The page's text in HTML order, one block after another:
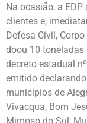
Na ocasião, a
clientes e,
Defesa Civil,
doou 10
decreto estadual
emitido
municípios de
Vivacqua, Bom